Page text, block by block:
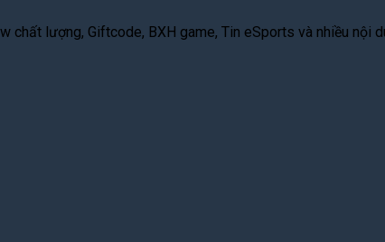
chất lượng, Giftcode, BXH game, Tin eSports và nhiều nội